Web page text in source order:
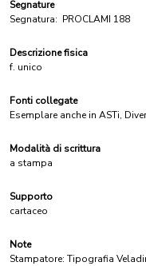
Segnature
Segnatura: PROCLAMI 188
Descrizione fisica
f. unico
Fonti collegate
Esemplare anche in ASTi,
Modalità di scrittura
a stampa
Supporto
cartaceo
Note
Stampatore: Tipografia